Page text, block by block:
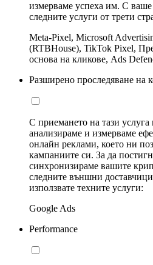
измерваме успеха им. С ваше
следните услуги от трети
Meta-Pixel, Microsoft
(RTBHouse), TikTok Pixel,
основа на кликове, Ads
Разширено проследяване на
С приемането на тази
анализираме и измерваме
онлайн реклами, което ни
кампаниите си. За да
синхронизираме вашите
следните външни
използвате техните услуги:
Google Ads
Performance